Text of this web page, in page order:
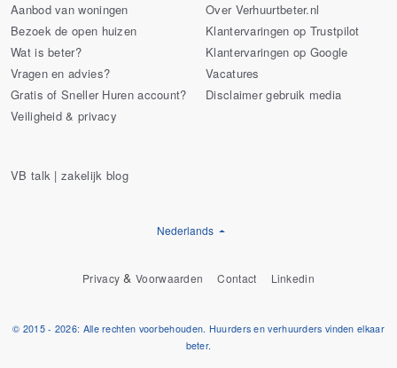
Aanbod van woningen
Bezoek de open huizen
Wat is beter?
Vragen en advies?
Gratis of Sneller Huren account?
Veiligheid & privacy
Over Verhuurtbeter.nl
Klantervaringen op Trustpilot
Klantervaringen op Google
Vacatures
Disclaimer gebruik media
VB talk | zakelijk blog
Nederlands
Privacy &Voorwaarden Contact Linkedin
© 2015 - 2026: Alle rechten voorbehouden. Huurders en verhuurders vinden elkaar
beter.